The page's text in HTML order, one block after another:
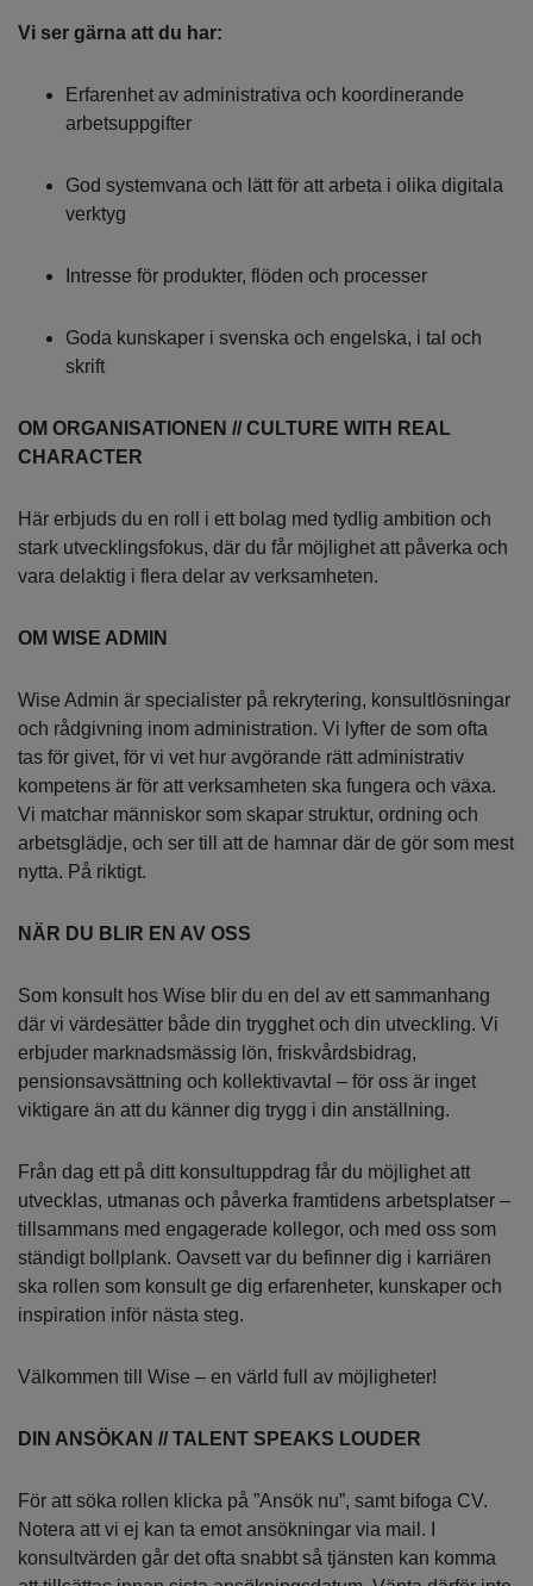
Vi ser gärna att du har:
Erfarenhet av administrativa och koordinerande
arbetsuppgifter
God systemvana och lätt för att arbeta i olika digitala
verktyg
Intresse för produkter, flöden och processer
Goda kunskaper i svenska och engelska, i tal och
skrift
OM ORGANISATIONEN // CULTURE WITH REAL
CHARACTER
Här erbjuds du en roll i ett bolag med tydlig ambition och
stark utvecklingsfokus, där du får möjlighet att påverka och
vara delaktig i flera delar av verksamheten.
OM WISE ADMIN
Wise Admin är specialister på rekrytering, konsultlösningar
och rådgivning inom administration. Vi lyfter de som ofta
tas för givet, för vi vet hur avgörande rätt administrativ
kompetens är för att verksamheten ska fungera och växa.
Vi matchar människor som skapar struktur, ordning och
arbetsglädje, och ser till att de hamnar där de gör som mest
nytta. På riktigt.
NÄR DU BLIR EN AV OSS
Som konsult hos Wise blir du en del av ett sammanhang
där vi värdesätter både din trygghet och din utveckling. Vi
erbjuder marknadsmässig lön, friskvårdsbidrag,
pensionsavsättning och kollektivavtal – för oss är inget
viktigare än att du känner dig trygg i din anställning.
Från dag ett på ditt konsultuppdrag får du möjlighet att
utvecklas, utmanas och påverka framtidens arbetsplatser –
tillsammans med engagerade kollegor, och med oss som
ständigt bollplank. Oavsett var du befinner dig i karriären
ska rollen som konsult ge dig erfarenheter, kunskaper och
inspiration inför nästa steg.
Välkommen till Wise – en värld full av möjligheter!
DIN ANSÖKAN // TALENT SPEAKS LOUDER
För att söka rollen klicka på ”Ansök nu”, samt bifoga CV.
Notera att vi ej kan ta emot ansökningar via mail. I
konsultvärden går det ofta snabbt så tjänsten kan komma